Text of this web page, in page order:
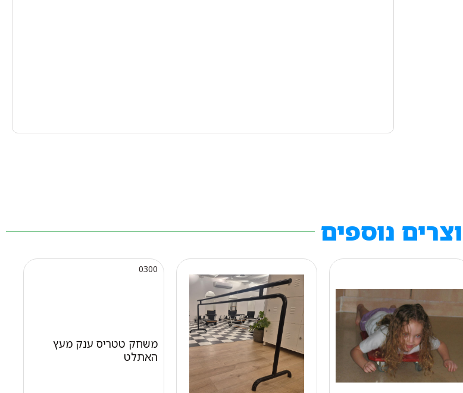
נוספים
0300
משחק טטריס ענק מעץ
האתלט